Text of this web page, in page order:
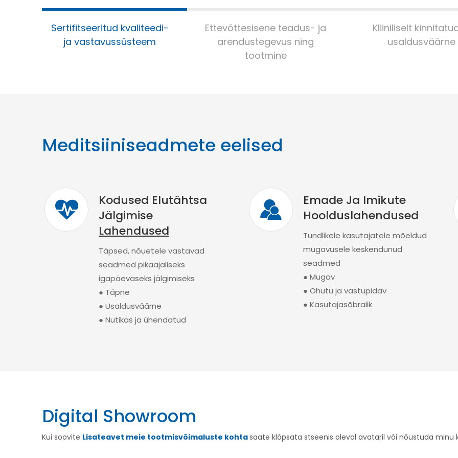
Sertifitseeritud kvaliteedi-
ja vastavussüsteem
Ettevõttesisene teadus- ja
arendustegevus ning
tootmine
Kliiniliselt
usaldusväärne
Meditsiiniseadmete eelised
Kodused Elutähtsa
Jälgimise
Lahendused
Täpsed, nõuetele vastavad
seadmed pikaajaliseks
igapäevaseks jälgimiseks
● Täpne
● Usaldusväärne
● Nutikas ja ühendatud
Emade Ja Imikute
Hoolduslahendused
Tundlikele kasutajatele mõeldud
mugavusele keskendunud
seadmed
● Mugav
● Ohutu ja vastupidav
● Kasutajasõbralik
Digital Showroom
Kui soovite Lisateavet meie tootmisvõimaluste kohtasaate klõpsata stseenis oleval avataril või nõustuda minu